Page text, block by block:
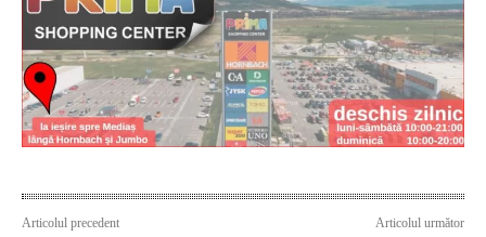
Articolul precedent
Articolul următor